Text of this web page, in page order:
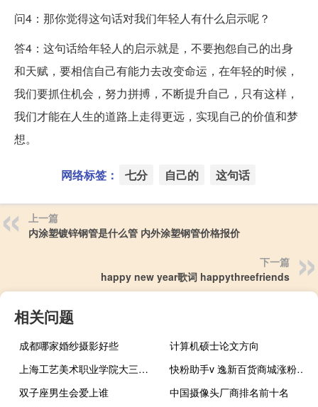
问4：那你觉得这句话对我们年轻人有什么启示呢？
答4：这句话给年轻人的启示就是，不要抱怨自己的出身
和天赋，要相信自己有能力去改变命运，在年轻的时候，
我们要抓住机会，努力拼搏，不断提升自己，只有这样，
我们才能在人生的道路上走得更远，实现自己的价值和梦
想。
网络标签： 七分 自己的 这句话
上一篇
内涂塑镀锌钢管是什么管 内外涂塑钢管价格报价
下一篇
happy new year歌词 happythreefriends
相关问题
成都哪家婚纱摄影好些
计算机硕士论文方向
上海工艺美术职业学院大三几月放假 上海市工艺美术学院
快粉助手v 逸新百货商城涨粉app下载
双子座男生会爱上谁
中国摄像头厂商排名前十名